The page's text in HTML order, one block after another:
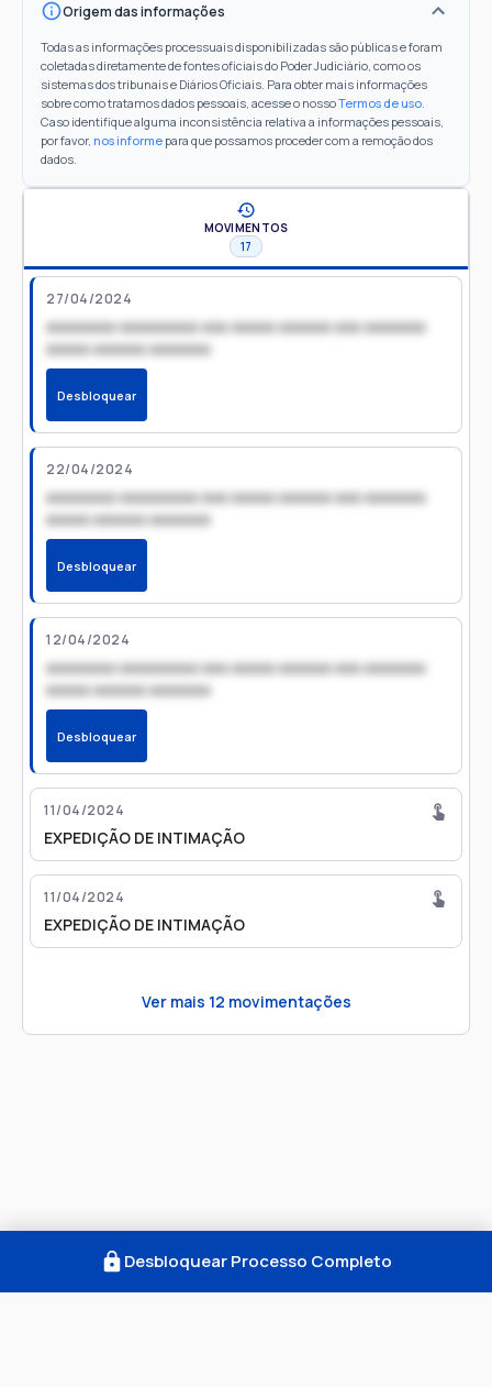
Origem das informações
Todas as informações processuais disponibilizadas são públicas e foram
coletadas diretamente de fontes oficiais do Poder Judiciário, como os
sistemas dos tribunais e Diários Oficiais. Para obter mais informações
sobre como tratamos dados pessoais, acesse o nossoTermos de uso.
Caso identifique alguma inconsistência relativa a informações pessoais,
por favor, nos informe para que possamos proceder com a remoção dos
dados.
MOVIMENTOS
17
27/04/2024
xxxxxxxx xxxxxxxxx xxx xxxxx xxxxxx xxx xxxxxxx
xxxxx xxxxxx xxxxxxx
Desbloquear
22/04/2024
xxxxxxxx xxxxxxxxx xxx xxxxx xxxxxx xxx xxxxxxx
xxxxx xxxxxx xxxxxxx
Desbloquear
12/04/2024
xxxxxxxx xxxxxxxxx xxx xxxxx xxxxxx xxx xxxxxxx
xxxxx xxxxxx xxxxxxx
Desbloquear
11/04/2024
EXPEDIÇÃO DE INTIMAÇÃO
11/04/2024
EXPEDIÇÃO DE INTIMAÇÃO
Ver mais 12 movimentações
Desbloquear Processo Completo